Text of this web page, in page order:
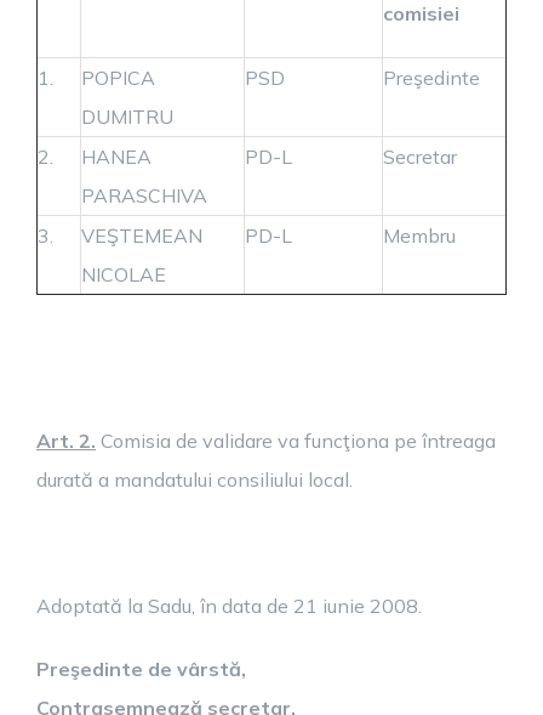
comisiei
1.
POPICA
DUMITRU
PSD Preşedinte
2.
HANEA
PARASCHIVA
PD-L Secretar
3.
VEŞTEMEAN
NICOLAE
PD-L Membru
Art. 2. Comisia de validare va funcţiona pe întreaga
durată a mandatului consiliului local.
Adoptată la Sadu, în data de 21 iunie 2008.
Preşedinte de vârstă,
Contrasemnează secretar,